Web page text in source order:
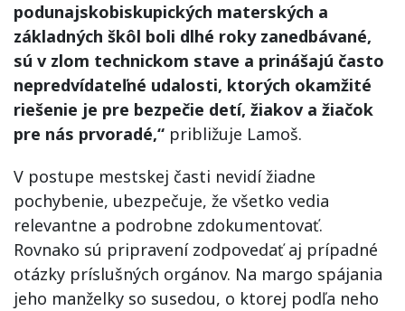
podunajskobiskupických materských a
základných škôl boli dlhé roky zanedbávané,
sú v zlom technickom stave a prinášajú často
nepredvídateľné udalosti, ktorých okamžité
riešenie je pre bezpečie detí, žiakov a žiačok
pre nás prvoradé,“ približuje Lamoš.
V postupe mestskej časti nevidí žiadne
pochybenie, ubezpečuje, že všetko vedia
relevantne a podrobne zdokumentovať.
Rovnako sú pripravení zodpovedať aj prípadné
otázky príslušných orgánov. Na margo spájania
jeho manželky so susedou, o ktorej podľa neho